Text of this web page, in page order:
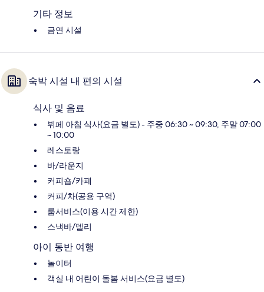
기타 정보
금연 시설
숙박 시설 내 편의 시설
식사 및 음료
뷔페 아침 식사(요금 별도) - 주중 06:30 ~ 09:30, 주말 07:00
~ 10:00
레스토랑
바/라운지
커피숍/카페
커피/차(공용 구역)
룸서비스(이용 시간 제한)
스낵바/델리
아이 동반 여행
놀이터
객실 내 어린이 돌봄 서비스(요금 별도)